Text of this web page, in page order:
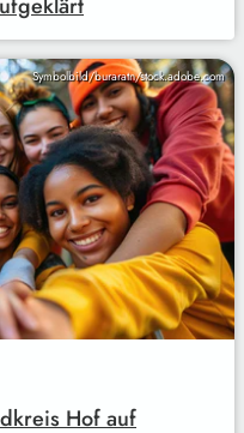
Symbolbild/buraratn/stock.adobe.com
Hof auf